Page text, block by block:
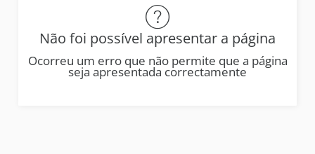
Não foi possível apresentar a página
Ocorreu um erro que não permite que a página
seja apresentada correctamente